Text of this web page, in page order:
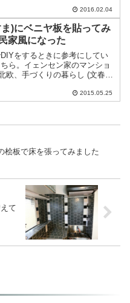
た時に、気に入ったワイシャツ
いですみ、引き続き利用できる
てくれます。仕上がりに満足
ここ数年で3...
2016.02.04
)にベニヤ板を貼ってみ
家風になった
をするときに参考にしてい
ら。イェンセン家のマンショ
、手づくりの暮らし (文春e-
、窓の加工などが具体的なサイ
載されており、とても面白い
2015.05.25
桧板で床を張ってみました
て